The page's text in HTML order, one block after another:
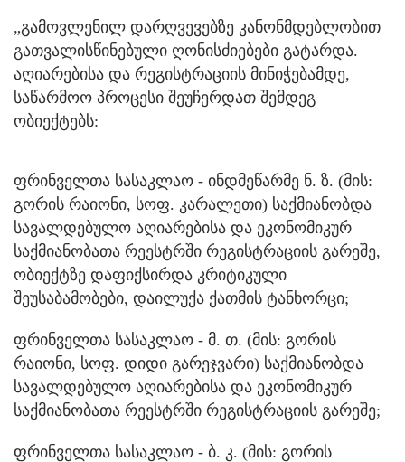
„გამოვლენილ დარღვევებზე კანონმდებლობით
გათვალისწინებული ღონისძიებები გატარდა.
აღიარებისა და რეგისტრაციის მინიჭებამდე,
საწარმოო პროცესი შეუჩერდათ შემდეგ
ობიექტებს:
ფრინველთა სასაკლაო - ინდმეწარმე ნ. ზ. (მის:
გორის რაიონი, სოფ. კარალეთი) საქმიანობდა
სავალდებულო აღიარებისა და ეკონომიკურ
საქმიანობათა რეესტრში რეგისტრაციის გარეშე,
ობიექტზე დაფიქსირდა კრიტიკული
შეუსაბამობები, დაილუქა ქათმის ტანხორცი;
ფრინველთა სასაკლაო - მ. თ. (მის: გორის
რაიონი, სოფ. დიდი გარეჯვარი) საქმიანობდა
სავალდებულო აღიარებისა და ეკონომიკურ
საქმიანობათა რეესტრში რეგისტრაციის გარეშე;
ფრინველთა სასაკლაო - ბ. კ. (მის: გორის